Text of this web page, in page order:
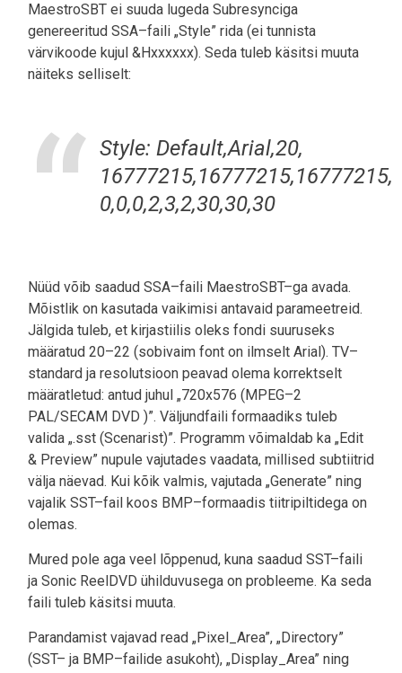
MaestroSBT ei suuda lugeda Subresynciga
genereeritud SSA–faili „Style” rida (ei tunnista
värvikoode kujul &Hxxxxxx). Seda tuleb käsitsi muuta
näiteks selliselt:
Style: Default,Arial,20,
16777215,16777215,16777215,
0,0,0,2,3,2,30,30,30
Nüüd võib saadud SSA–faili MaestroSBT–ga avada.
Mõistlik on kasutada vaikimisi antavaid parameetreid.
Jälgida tuleb, et kirjastiilis oleks fondi suuruseks
määratud 20–22 (sobivaim font on ilmselt Arial). TV–
standard ja resolutsioon peavad olema korrektselt
määratletud: antud juhul „720x576 (MPEG–2
PAL/SECAM DVD )”. Väljundfaili formaadiks tuleb
valida „.sst (Scenarist)”. Programm võimaldab ka „Edit
& Preview” nupule vajutades vaadata, millised subtiitrid
välja näevad. Kui kõik valmis, vajutada „Generate” ning
vajalik SST–fail koos BMP–formaadis tiitripiltidega on
olemas.
Mured pole aga veel lõppenud, kuna saadud SST–faili
ja Sonic ReelDVD ühilduvusega on probleeme. Ka seda
faili tuleb käsitsi muuta.
Parandamist vajavad read „Pixel_Area”, „Directory”
(SST– ja BMP–failide asukoht), „Display_Area” ning